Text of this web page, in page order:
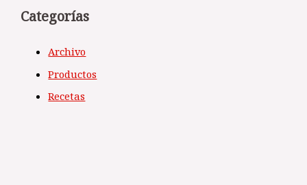
Categorías
Archivo
Productos
Recetas